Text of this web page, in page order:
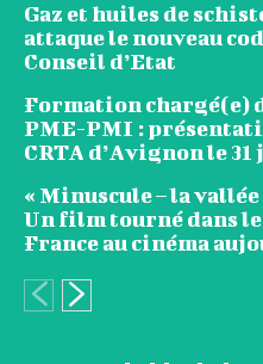
Gaz et huiles de
attaque le nouveau
Conseil d’Etat
Formation chargé(e)
PME-PMI :
CRTA d’Avignon le 31
« Minuscule – la
Un film tourné dans
France au cinéma